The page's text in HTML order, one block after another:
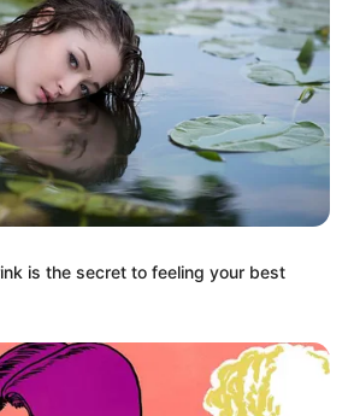
is the secret to feeling your best